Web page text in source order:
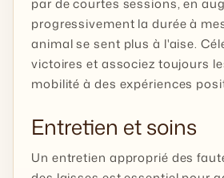
par de courtes sessions, en
progressivement la durée à
animal se sent plus à l'aise.
victoires et associez toujours
mobilité à des expériences
Entretien et soins
Un entretien approprié des